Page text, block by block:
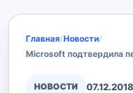
Главная/Новости/
Microsoft подтвердила
НОВОСТИ 07.12.2018